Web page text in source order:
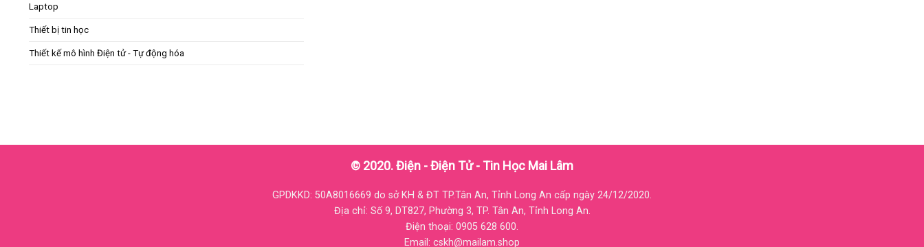
Laptop
Thiết bị tin học
Thiết kế mô hình Điện tử - Tự động hóa
© 2020. Điện - Điện Tử - Tin Học Mai Lâm
GPDKKD: 50A8016669 do sở KH & ĐT TP.Tân An, Tỉnh Long An cấp ngày 24/12/2020.
Địa chỉ: Số 9, DT827, Phường 3, TP. Tân An, Tỉnh Long An.
Điện thoại: 0905 628 600.
Email: cskh@mailam.shop